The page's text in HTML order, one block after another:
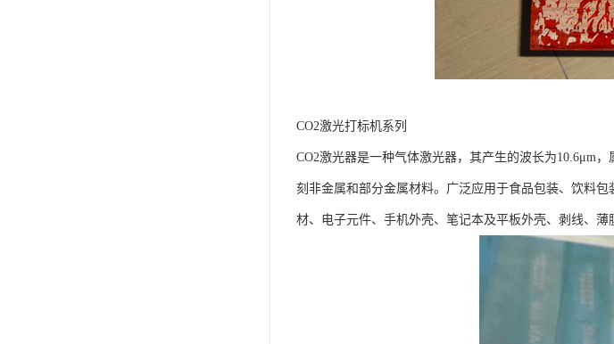
CO2激光打标机系列
CO2激光器是一种气体激光器，其产生的波长为10.6μm
刻非金属和部分金属材料。广泛应用于食品包装、饮料
材、电子元件、手机外壳、笔记本及平板外壳、剥线、